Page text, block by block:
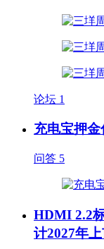
论坛 1
充电宝押
问答 5
HDMI 2.2
计2027年